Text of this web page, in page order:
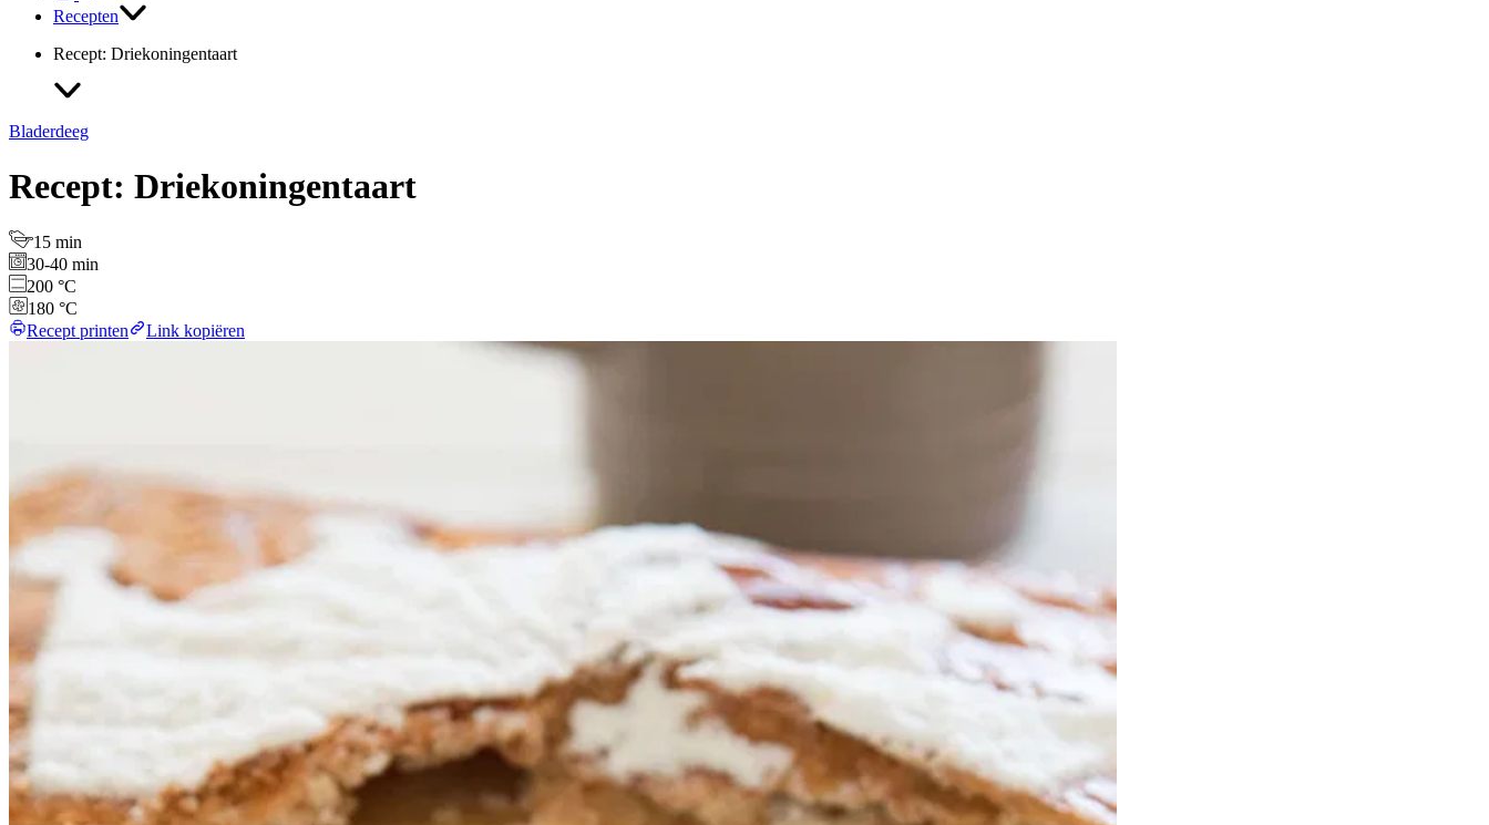
Recepten
Recept: Driekoningentaart
Bladerdeeg
Recept: Driekoningentaart
15 min
30-40 min
200 °C
180 °C
Recept printen
Link kopiëren